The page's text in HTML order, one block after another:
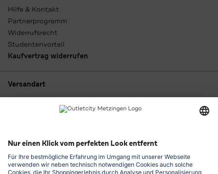
Hilfe & Kontakt
Partnerprogramm
Widerrufsrecht
Studentenvorteil
Kaufvertrag widerrufen
Versandart